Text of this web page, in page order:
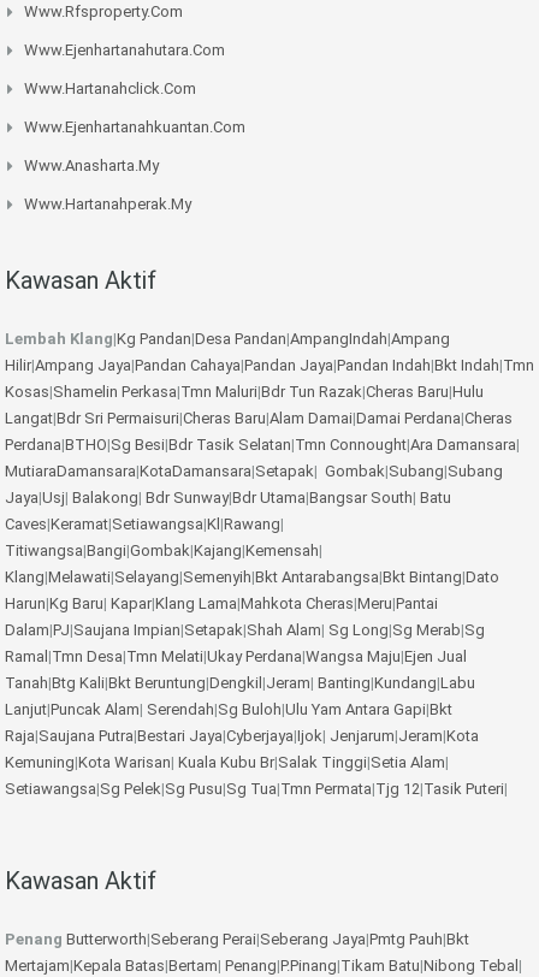
Www.rfsproperty.com
Www.ejenhartanahutara.com
Www.hartanahclick.com
Www.ejenhartanahkuantan.com
Www.anasharta.my
Www.hartanahperak.my
Kawasan Aktif
Lembah Klang|Kg Pandan|Desa Pandan|AmpangIndah|Ampang
Hilir|Ampang Jaya|Pandan Cahaya|Pandan Jaya|Pandan Indah|Bkt Indah|Tmn
Kosas|Shamelin Perkasa|Tmn Maluri|Bdr Tun Razak|Cheras Baru|Hulu
Langat|Bdr Sri Permaisuri|Cheras Baru|Alam Damai|Damai Perdana|Cheras
Perdana|BTHO|Sg Besi|Bdr Tasik Selatan|Tmn Connought|Ara Damansara|
MutiaraDamansara|KotaDamansara|Setapak| Gombak|Subang|Subang
Jaya|Usj| Balakong| Bdr Sunway|Bdr Utama|Bangsar South| Batu
Caves|Keramat|Setiawangsa|Kl |Rawang|
Titiwangsa|Bangi|Gombak|Kajang|Kemensah|
Klang|Melawati|Selayang|Semenyih|Bkt Antarabangsa|Bkt Bintang|Dato
Harun|Kg Baru| Kapar|Klang Lama|Mahkota Cheras|Meru|Pantai
Dalam|PJ|Saujana Impian|Setapak|Shah Alam| Sg Long|Sg Merab|Sg
Ramal |Tmn Desa|Tmn Melati|Ukay Perdana|Wangsa Maju|Ejen Jual
Tanah|Btg Kali|Bkt Beruntung|Dengkil |Jeram| Banting|Kundang|Labu
Lanjut|Puncak Alam| Serendah|Sg Buloh|Ulu Yam Antara Gapi|Bkt
Raja|Saujana Putra|Bestari Jaya|Cyberjaya|Ijok| Jenjarum|Jeram|Kota
Kemuning|Kota Warisan| Kuala Kubu Br|Salak Tinggi|Setia Alam|
Setiawangsa|Sg Pelek|Sg Pusu|Sg Tua|Tmn Permata|Tjg 12|Tasik Puteri|
Kawasan Aktif
Penang Butterworth|Seberang Perai|Seberang Jaya|Pmtg Pauh|Bkt
Mertajam|Kepala Batas|Bertam| Penang|P.Pinang|Tikam Batu|Nibong Tebal |